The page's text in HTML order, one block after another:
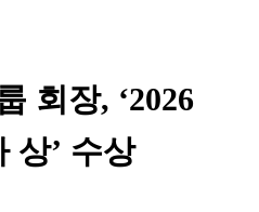
회장, ‘2026
상’ 수상